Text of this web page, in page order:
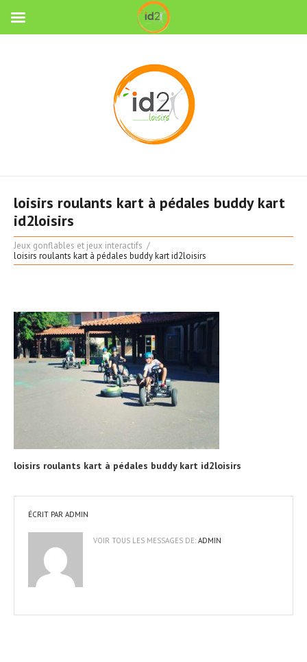
loisirs roulants kart à pédales buddy kart
id2loisirs
Jeux gonflables et jeux interactifs
loisirs roulants kart à pédales buddy kart id2loisirs
loisirs roulants kart à pédales buddy kart id2loisirs
ÉCRIT PAR ADMIN
VOIR TOUS LES MESSAGES DE: ADMIN